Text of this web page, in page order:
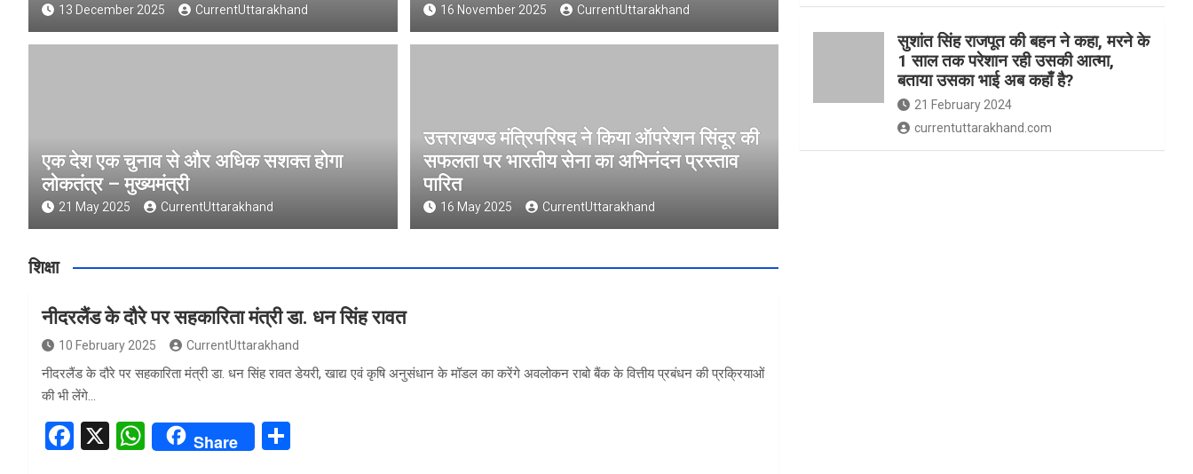
13 December 2025 CurrentUttarakhand 16 November 2025 CurrentUttarakhand
एक देश एक चुनाव से और अधिक सशक्त होगा
लोकतंत्र – मुख्यमंत्री
21 May 2025 CurrentUttarakhand
उत्तराखण्ड मंत्रिपरिषद ने किया ऑपरेशन सिंदूर की
सफलता पर भारतीय सेना का अभिनंदन प्रस्ताव
पारित
16 May 2025 CurrentUttarakhand
शिक्षा
नीदरलैंड के दौरे पर सहकारिता मंत्री डा. धन सिंह रावत
10 February 2025 CurrentUttarakhand
नीदरलैंड के दौरे पर सहकारिता मंत्री डा. धन सिंह रावत डेयरी, खाद्य एवं कृषि अनुसंधान के मॉडल का करेंगे अवलोकन राबो बैंक के वित्तीय प्रबंधन की प्रक्रियाओं
की भी लेंगे…
F
X
W
Share
सुशांत सिंह राजपूत की बहन ने कहा, मरने के
1 साल तक परेशान रही उसकी आत्मा,
बताया उसका भाई अब कहाँ है?
21 February 2024
currentuttarakhand.com